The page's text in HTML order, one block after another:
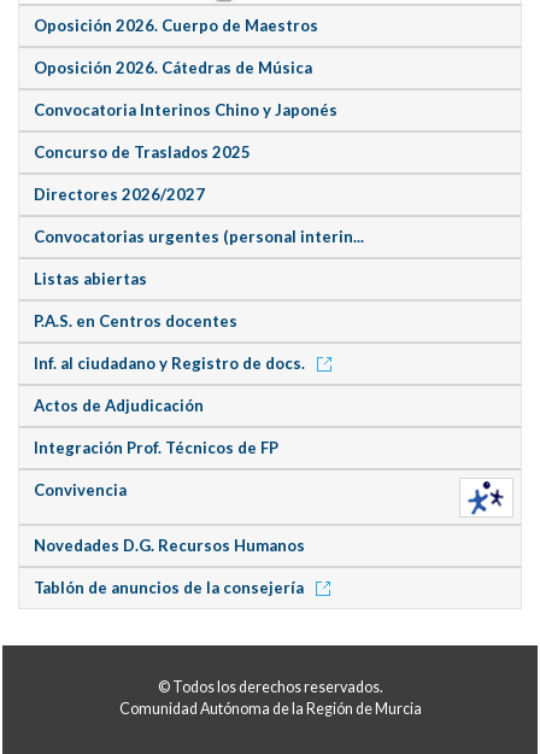
Oposición 2026. Cuerpo de Maestros
Oposición 2026. Cátedras de Música
Convocatoria Interinos Chino y Japonés
Concurso de Traslados 2025
Directores 2026/2027
Convocatorias urgentes (personal interin...
Listas abiertas
P.A.S. en Centros docentes
Inf. al ciudadano y Registro de docs.
Actos de Adjudicación
Integración Prof. Técnicos de FP
Convivencia
Novedades D.G. Recursos Humanos
Tablón de anuncios de la consejería
© Todos los derechos reservados.
Comunidad Autónoma de la Región de Murcia